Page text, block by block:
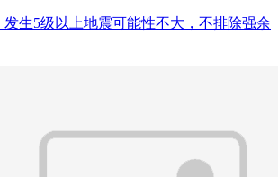
生5级以上地震可能性不大，不排除强余